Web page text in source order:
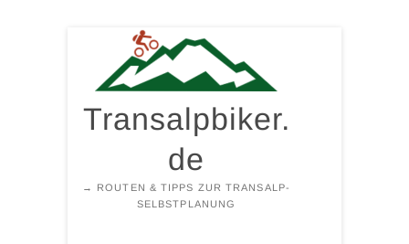
springen
Transalpbiker.
de
→ ROUTEN & TIPPS ZUR TRANSALP-
SELBSTPLANUNG